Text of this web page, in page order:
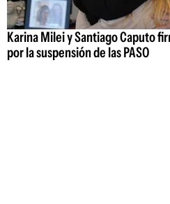
Karina Milei y Santiago Caputo
por la suspensión de las PASO